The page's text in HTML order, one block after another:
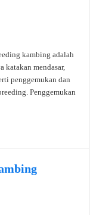
kambing adalah
katakan mendasar,
penggemukan dan
Penggemukan